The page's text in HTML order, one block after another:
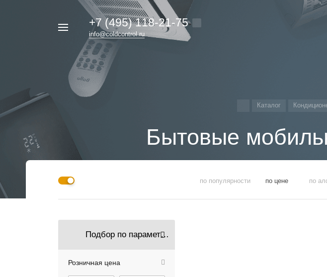
+7 (495) 118-21-75
info@coldcontrol.ru
Каталог
Бытовые
по популярности по цене по
Подбор по параметрам
Розничная цена